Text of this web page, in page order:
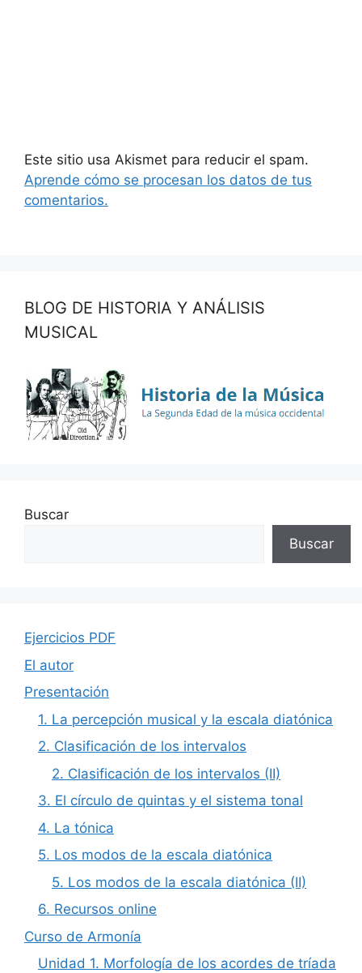
Este sitio usa Akismet para reducir el spam.
Aprende cómo se procesan los datos de tus
comentarios.
BLOG DE HISTORIA Y ANÁLISIS
MUSICAL
Buscar
Buscar
Ejercicios PDF
El autor
Presentación
1. La percepción musical y la escala diatónica
2. Clasificación de los intervalos
2. Clasificación de los intervalos (II)
3. El círculo de quintas y el sistema tonal
4. La tónica
5. Los modos de la escala diatónica
5. Los modos de la escala diatónica (II)
6. Recursos online
Curso de Armonía
Unidad 1. Morfología de los acordes de tríada